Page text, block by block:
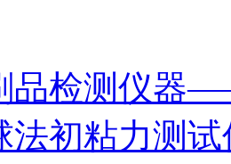
品检测仪器
法初粘力测